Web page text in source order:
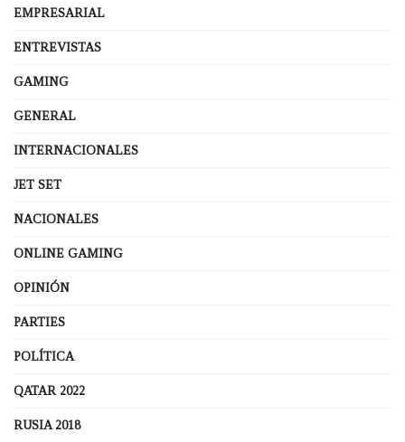
EMPRESARIAL
ENTREVISTAS
GAMING
GENERAL
INTERNACIONALES
JET SET
NACIONALES
ONLINE GAMING
OPINIÓN
PARTIES
POLÍTICA
QATAR 2022
RUSIA 2018